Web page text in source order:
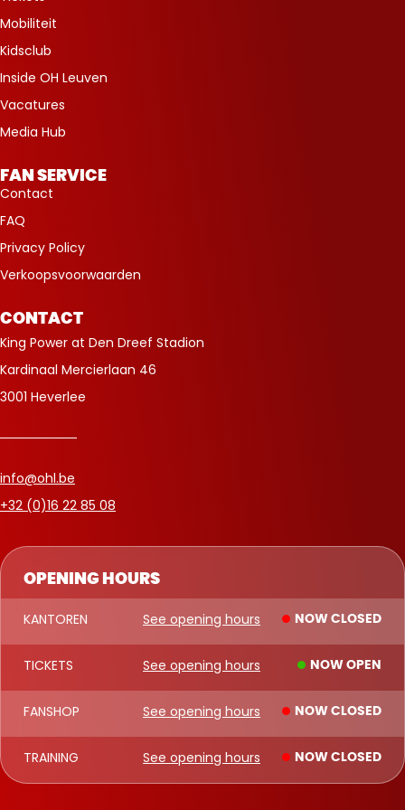
OPENING HOURS
KANTOREN See opening hours NOW CLOSED
TICKETS See opening hours NOW OPEN
FANSHOP See opening hours NOW CLOSED
TRAINING See opening hours NOW CLOSED
Mobiliteit
Kidsclub
Inside OH Leuven
Vacatures
Media Hub
FAN SERVICE
Contact
FAQ
Privacy Policy
Verkoopsvoorwaarden
CONTACT
King Power at Den Dreef Stadion
Kardinaal Mercierlaan 46
3001 Heverlee
info@ohl.be
+32 (0)16 22 85 08